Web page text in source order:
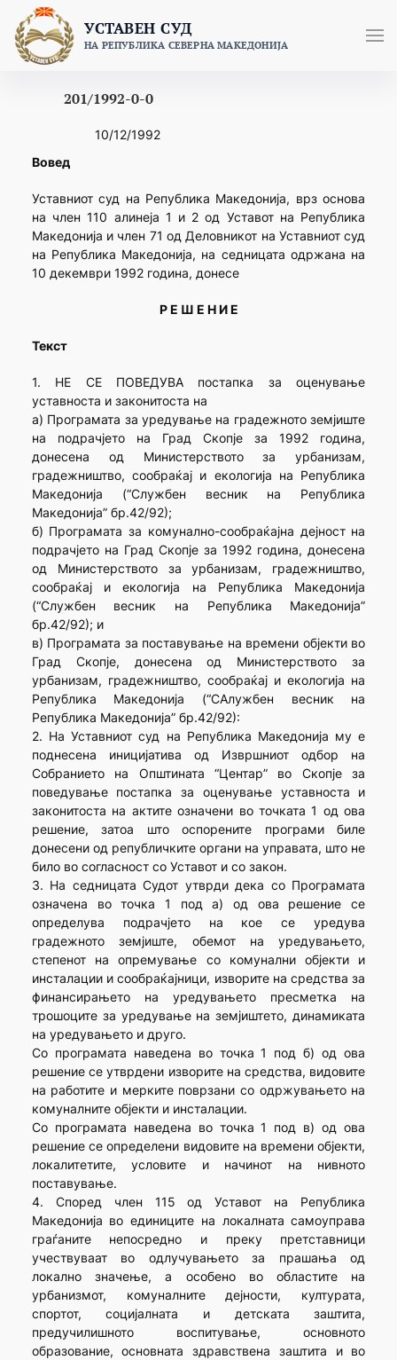
content
УСТАВЕН СУД
НА РЕПУБЛИКА СЕВЕРНА МАКЕДОНИЈА
201/1992-0-0
10/12/1992
Вовед
Уставниот суд на Република Македонија, врз основа
на член 110 алинеја 1 и 2 од Уставот на Република
Македонија и член 71 од Деловникот на Уставниот суд
на Република Македонија, на седницата одржана на
10 декември 1992 година, донесе
Р Е Ш Е Н И Е
Текст
1. НЕ СЕ ПОВЕДУВА постапка за оценување
уставноста и законитоста на
а) Програмата за уредување на градежното земјиште
на подрачјето на Град Скопје за 1992 година,
донесена од Министерството за урбанизам,
градежништво, сообраќај и екологија на Република
Македонија (“Службен весник на Република
Македонија” бр.42/92);
б) Програмата за комунално-сообраќајна дејност на
подрачјето на Град Скопје за 1992 година, донесена
од Министерството за урбанизам, градежништво,
сообраќај и екологија на Република Македонија
(“Службен весник на Република Македонија”
бр.42/92); и
в) Програмата за поставување на времени објекти во
Град Скопје, донесена од Министерството за
урбанизам, градежништво, сообраќај и екологија на
Република Македонија (“САлужбен весник на
Република Македонија” бр.42/92):
2. На Уставниот суд на Република Македонија му е
поднесена иницијатива од Извршниот одбор на
Собранието на Општината “Центар” во Скопје за
поведување постапка за оценување уставноста и
законитоста на актите означени во точката 1 од ова
решение, затоа што оспорените програми биле
донесени од републичките органи на управата, што не
било во согласност со Уставот и со закон.
3. На седницата Судот утврди дека со Програмата
означена во точка 1 под а) од ова решение се
определува подрачјето на кое се уредува
градежното земјиште, обемот на уредувањето,
степенот на опремување со комунални објекти и
инсталации и сообраќајници, изворите на средства за
финансирањето на уредувањето пресметка на
трошоците за уредување на земјиштето, динамиката
на уредувањето и друго.
Со програмата наведена во точка 1 под б) од ова
решение се утврдени изворите на средства, видовите
на работите и мерките поврзани со одржувањето на
комуналните објекти и инсталации.
Со програмата наведена во точка 1 под в) од ова
решение се определени видовите на времени објекти,
локалитетите, условите и начинот на нивното
поставување.
4. Според член 115 од Уставот на Република
Македонија во единиците на локалната самоуправа
граѓаните непосредно и преку претставници
учествуваат во одлучувањето за прашања од
локално значење, а особено во областите на
урбанизмот, комуналните дејности, културата,
спортот, социјалната и детската заштита,
предучилишното воспитување, основното
образование, основната здравствена заштита и во